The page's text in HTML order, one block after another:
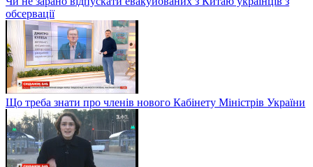
обсервації
Що треба знати про членів нового Кабінету Міністрів України